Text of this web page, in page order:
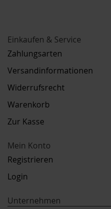
Einkaufen & Service
Zahlungsarten
Versandinformationen
Widerrufsrecht
Warenkorb
Zur Kasse
Mein Konto
Registrieren
Login
Unternehmen